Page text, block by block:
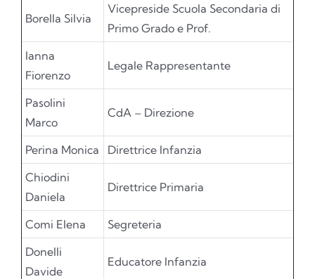
Borella Silvia
Vicepreside Scuola Secondaria di
Primo Grado e Prof.
Ianna
Fiorenzo
Legale Rappresentante
Pasolini
Marco
CdA – Direzione
Perina Monica
Direttrice Infanzia
Chiodini
Daniela
Direttrice Primaria
Comi Elena
Segreteria
Donelli
Davide
Educatore Infanzia